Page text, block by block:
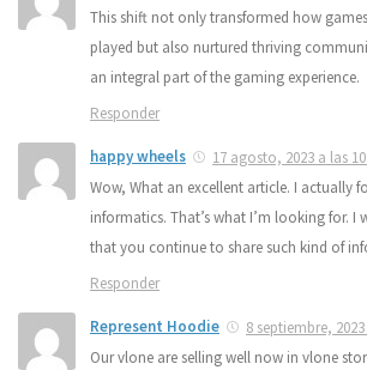
This shift not only transformed how games
played but also nurtured thriving
an integral part of the gaming experience.
Responder
happy wheels
17 agosto, 2023 a las
Wow, What an excellent article. I actually
informatics. That’s what I’m looking for. I
that you continue to share such kind of
Responder
Represent Hoodie
8 septiembre,
Our vlone are selling well now in vlone